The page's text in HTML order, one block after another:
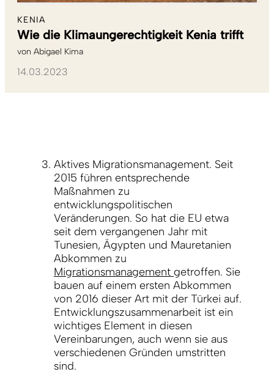
KENIA
Wie die Klimaungerechtigkeit Kenia trifft
von Abigael Kima
14.03.2023
Aktives Migrationsmanagement. Seit
2015 führen entsprechende
Maßnahmen zu
entwicklungspolitischen
Veränderungen. So hat die EU etwa
seit dem vergangenen Jahr mit
Tunesien, Ägypten und Mauretanien
Abkommen zu
Migrationsmanagement getroffen. Sie
bauen auf einem ersten Abkommen
von 2016 dieser Art mit der Türkei auf.
Entwicklungszusammenarbeit ist ein
wichtiges Element in diesen
Vereinbarungen, auch wenn sie aus
verschiedenen Gründen umstritten
sind.